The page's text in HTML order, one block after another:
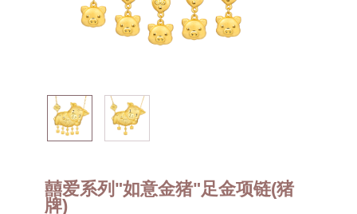
囍爱系列"如意金猪"足金项链(猪
牌)